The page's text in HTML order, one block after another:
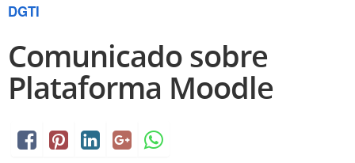
DGTI
Comunicado sobre
Plataforma Moodle